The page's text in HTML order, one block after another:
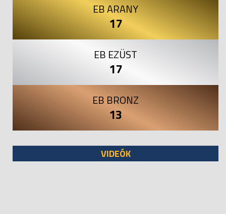
EB ARANY
17
EB EZÜST
17
EB BRONZ
13
VIDEÓK